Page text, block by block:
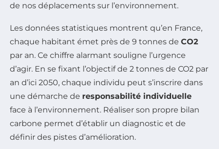
de nos déplacements sur l’environnement.
Les données statistiques montrent qu’en France,
chaque habitant émet près de 9 tonnes de CO2
par an. Ce chiffre alarmant souligne l’urgence
d’agir. En se fixant l’objectif de 2 tonnes de CO2 par
an d’ici 2050, chaque individu peut s’inscrire dans
une démarche de responsabilité individuelle
face à l’environnement. Réaliser son propre bilan
carbone permet d’établir un diagnostic et de
définir des pistes d’amélioration.